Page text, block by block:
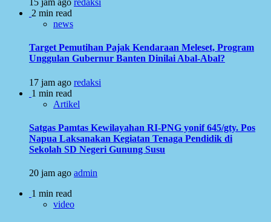
15 jam ago redaksi
2 min read
news
Target Pemutihan Pajak Kendaraan Meleset, Program
Unggulan Gubernur Banten Dinilai Abal-Abal?
17 jam ago redaksi
1 min read
Artikel
Satgas Pamtas Kewilayahan RI-PNG yonif 645/gty. Pos
Napua Laksanakan Kegiatan Tenaga Pendidik di
Sekolah SD Negeri Gunung Susu
20 jam ago admin
1 min read
video